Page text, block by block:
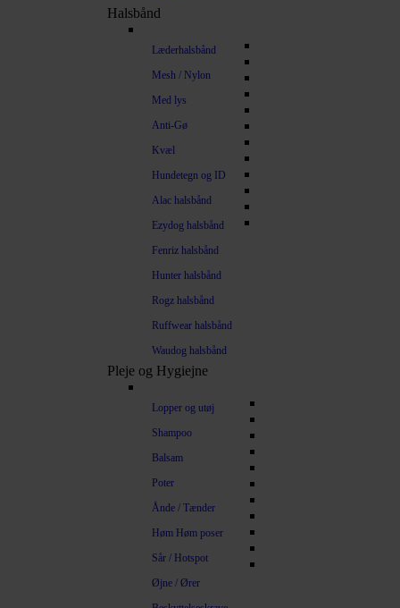
Halsbånd
Læderhalsbånd
Mesh / Nylon
Med lys
Anti-Gø
Kvæl
Hundetegn og ID
Alac halsbånd
Ezydog halsbånd
Fenriz halsbånd
Hunter halsbånd
Rogz halsbånd
Ruffwear halsbånd
Waudog halsbånd
Pleje og Hygiejne
Lopper og utøj
Shampoo
Balsam
Poter
Ånde / Tænder
Høm Høm poser
Sår / Hotspot
Øjne / Ører